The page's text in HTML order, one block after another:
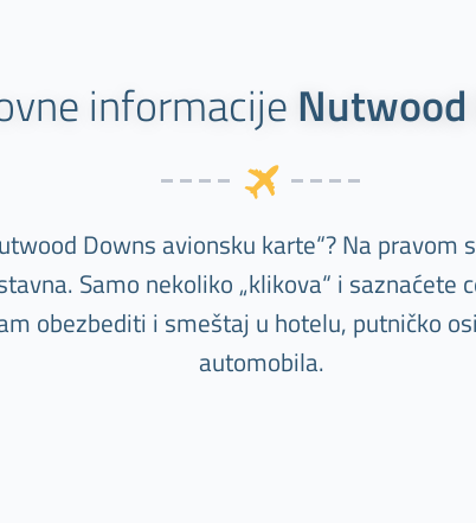
informacije
Downs avionsku karte“? Na pravom
Samo nekoliko „klikova“ i saznaćete
obezbediti i smeštaj u hotelu, putničko
automobila.